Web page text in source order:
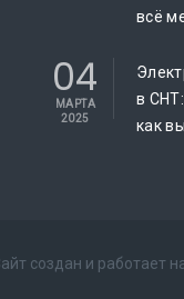
всё
04
МАРТА
2025
в
как
создан и работает